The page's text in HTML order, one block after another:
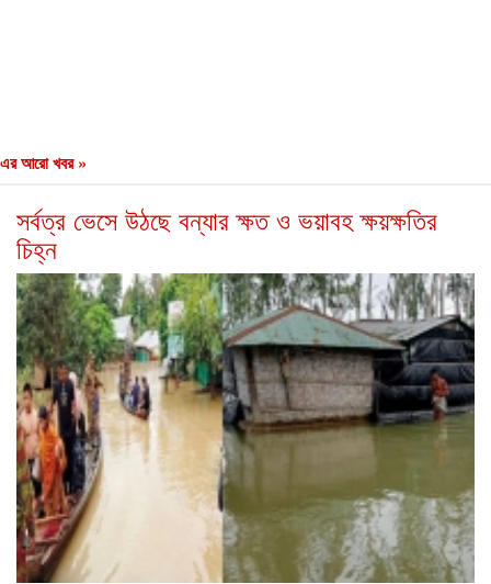
এর আরো খবর »
সর্বত্র ভেসে উঠছে বন্যার ক্ষত ও ভয়াবহ ক্ষয়ক্ষতির
চিহ্ন